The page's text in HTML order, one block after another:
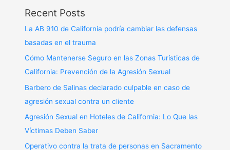
Recent Posts
La AB 910 de California podría cambiar las defensas
basadas en el trauma
Cómo Mantenerse Seguro en las Zonas Turísticas de
California: Prevención de la Agresión Sexual
Barbero de Salinas declarado culpable en caso de
agresión sexual contra un cliente
Agresión Sexual en Hoteles de California: Lo Que las
Víctimas Deben Saber
Operativo contra la trata de personas en Sacramento